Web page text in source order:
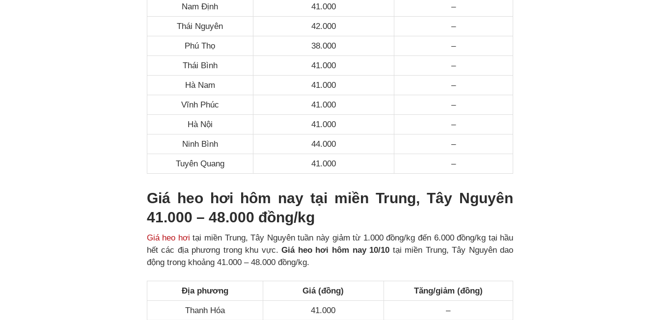
Nam Định 41.000 –
Thái Nguyên 42.000 –
Phú Thọ 38.000 –
Thái Bình 41.000 –
Hà Nam 41.000 –
Vĩnh Phúc 41.000 –
Hà Nội 41.000 –
Ninh Bình 44.000 –
Tuyên Quang 41.000 –
Giá heo hơi hôm nay tại miền Trung, Tây Nguyên
41.000 – 48.000 đồng/kg
Giá heo hơi tại miền Trung, Tây Nguyên tuần này giảm từ 1.000 đồng/kg đến 6.000 đồng/kg tại hầu
hết các địa phương trong khu vực.Giá heo hơi hôm nay 10/10 tại miền Trung, Tây Nguyên dao
động trong khoảng 41.000 – 48.000 đồng/kg.
Địa phương Giá (đồng) Tăng/giảm (đồng)
Thanh Hóa 41.000 –